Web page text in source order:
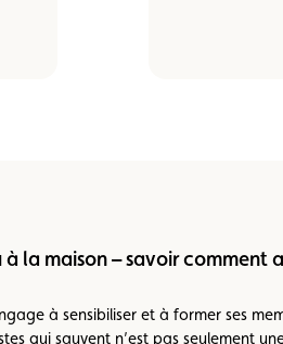
la maison – savoir
à sensibiliser et à former ses
qui sauvent n’est pas seulement